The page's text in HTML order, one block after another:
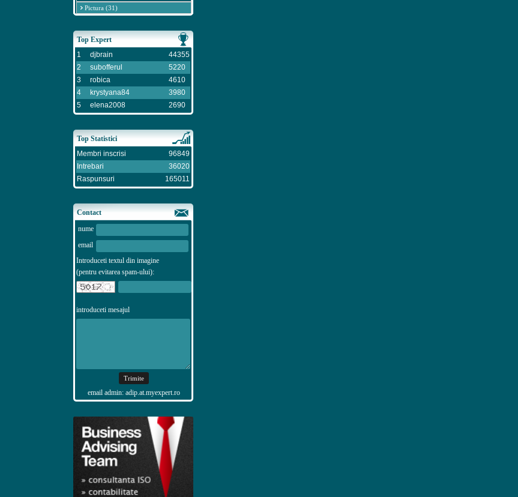
Pictura (31)
Top Expert
1
djbrain
44355
2
subofferul
5220
3
robica
4610
4
krystyana84
3980
5
elena2008 2690
Top Statistici
Membri inscrisi
96849
Intrebari
36020
Raspunsuri
165011
Contact
nume
email
Introduceti textul din imagine
(pentru evitarea spam-ului):
introduceti mesajul
email admin: adip.at.myexpert.ro